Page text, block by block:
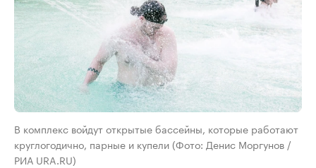
В комплекс войдут открытые бассейны, которые работают
круглогодично, парные и купели (Фото: Денис Моргунов /
РИА URA.RU)